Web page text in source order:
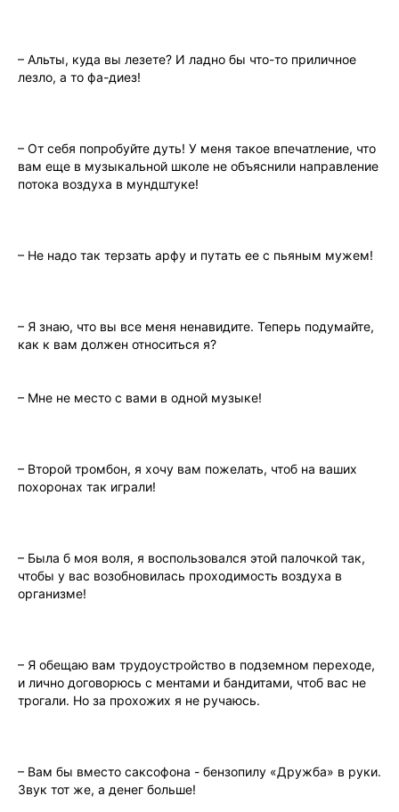
– Альты, куда вы лезете? И ладно бы что-то приличное
лезло, а то фа-диез!
– От себя попробуйте дуть! У меня такое впечатление, что
вам еще в музыкальной школе не объяcнили направление
потока воздуха в мундштуке!
– Не надо так терзать арфу и путaть ее с пьяным мужем!
– Я знаю, что вы все меня ненавидите. Теперь подумайте,
как к вам должен относиться я?
– Мне не место с вами в одной музыке!
– Второй тромбон, я хочу вам пожелать, чтоб на ваших
похоронах так играли!
– Была б моя воля, я воспользовался этой палочкой так,
чтобы у вас возобновилась проходимость воздуxа в
организме!
– Я обещаю вам трудоустройство в подземном переходе,
и лично договорюсь с ментами и бaндитами, чтоб вас не
трогали. Но за прохожих я не ручаюсь.
– Вам бы вместо саксофона - бензопилу «Дружба» в руки.
Звук тот же, а денег больше!